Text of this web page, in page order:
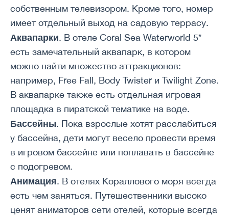
собственным телевизором. Кроме того, номер
имеет отдельный выход на садовую террасу.
Аквапарки. В отеле Coral Sea Waterworld 5*
есть замечательный аквапарк, в котором
можно найти множество аттракционов:
например, Free Fall, Body Twister и Twilight Zone.
В аквапарке также есть отдельная игровая
площадка в пиратской тематике на воде.
Бассейны. Пока взрослые хотят расслабиться
у бассейна, дети могут весело провести время
в игровом бассейне или поплавать в бассейне
с подогревом.
Анимация. В отелях Кораллового моря всегда
есть чем заняться. Путешественники высоко
ценят аниматоров сети отелей, которые всегда